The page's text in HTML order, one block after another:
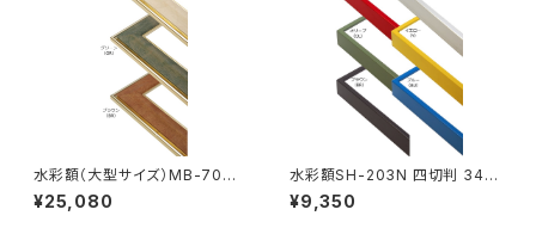
水彩額（大型サイズ）MB-700N
MO判 693×893ミリ
¥25,080
水彩額SH-203N 四切判 347
×423ミリ
¥9,350